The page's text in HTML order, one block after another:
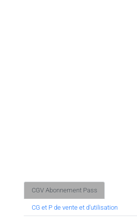
CGV Abonnement Pass
CG et P de vente et d'utilisation